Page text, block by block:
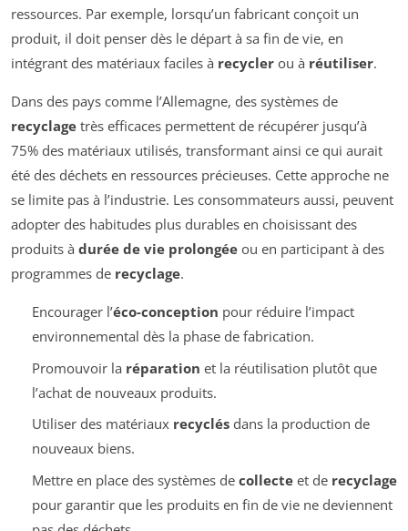
ressources. Par exemple, lorsqu’un fabricant conçoit un
produit, il doit penser dès le départ à sa fin de vie, en
intégrant des matériaux faciles à recycler ou à réutiliser.
Dans des pays comme l’Allemagne, des systèmes de
recyclage très efficaces permettent de récupérer jusqu’à
75% des matériaux utilisés, transformant ainsi ce qui aurait
été des déchets en ressources précieuses. Cette approche ne
se limite pas à l’industrie. Les consommateurs aussi, peuvent
adopter des habitudes plus durables en choisissant des
produits à durée de vie prolongée ou en participant à des
programmes de recyclage.
Encourager l’éco-conception pour réduire l’impact
environnemental dès la phase de fabrication.
Promouvoir la réparation et la réutilisation plutôt que
l’achat de nouveaux produits.
Utiliser des matériaux recyclésdans la production de
nouveaux biens.
Mettre en place des systèmes de collecteet de recyclage
pour garantir que les produits en fin de vie ne deviennent